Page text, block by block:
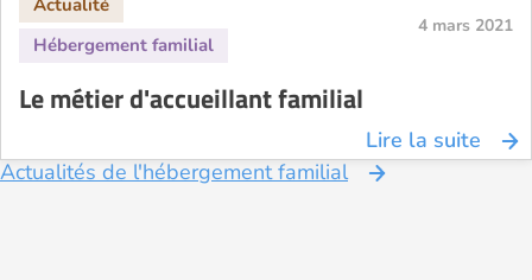
4 mars 2021
Le métier d'accueillant familial
Lire la suite
Actualités de l'hébergement familial